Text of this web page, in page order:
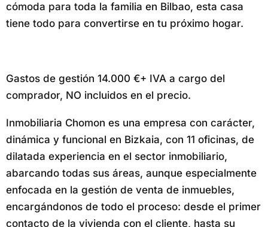
cómoda para toda la familia en Bilbao, esta casa
tiene todo para convertirse en tu próximo hogar.
Gastos de gestión 14.000 €+ IVA a cargo del
comprador, NO incluidos en el precio.
Inmobiliaria Chomon es una empresa con carácter,
dinámica y funcional en Bizkaia, con 11 oficinas, de
dilatada experiencia en el sector inmobiliario,
abarcando todas sus áreas, aunque especialmente
enfocada en la gestión de venta de inmuebles,
encargándonos de todo el proceso: desde el primer
contacto de la vivienda con el cliente, hasta su